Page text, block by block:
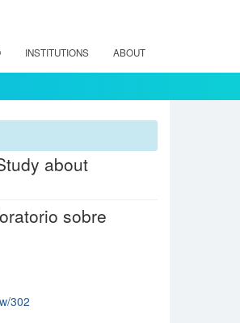
INSTITUTIONS ABOUT
about
sobre
302